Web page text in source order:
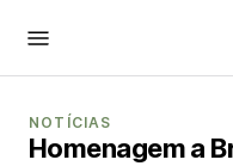
NOTÍCIAS
Homenagem a